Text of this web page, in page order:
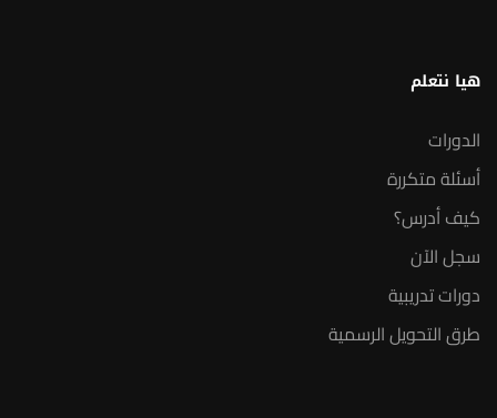
هيا نتعلم
الدورات
أسئلة متكررة
كيف أدرس؟
سجل الآن
دورات تدريبية
طرق التحويل الرسمية